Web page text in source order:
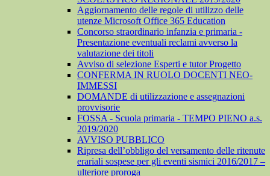
Aggiornamento delle regole di utilizzo delle
utenze Microsoft Office 365 Education
Concorso straordinario infanzia e primaria -
Presentazione eventuali reclami avverso la
valutazione dei titoli
Avviso di selezione Esperti e tutor Progetto
CONFERMA IN RUOLO DOCENTI NEO-
IMMESSI
DOMANDE di utilizzazione e assegnazioni
provvisorie
FOSSA - Scuola primaria - TEMPO PIENO a.s.
2019/2020
AVVISO PUBBLICO
Ripresa dell’obbligo del versamento delle ritenute
erariali sospese per gli eventi sismici 2016/2017 –
ulteriore proroga